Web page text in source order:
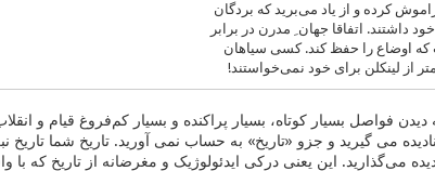
کرده و از یاد می‌برید که بردگان
داشتند. اتفاقا جهان ِ مدرن در برابر
که اوضاع را حفظ کند. کسی سیاهان
از لینکلن برای خود نمی‌خواستند!
فواصل بسیار کوتاه، بسیار پراکنده و بسیار کم‌فروغ قیام و
می گیرید و جزو «تاریخ» به حساب نمی آورید. تاریخ شما تاریخ
می‌گذارید. این یعنی درکی ایدئولوژیک و مغرضانه از تاریخ که با